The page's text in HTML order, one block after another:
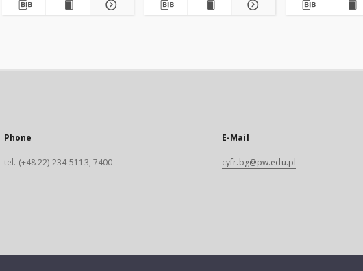
Phone
tel. (+48 22) 234-5113, 7400
E-Mail
cyfr.bg@pw.edu.pl